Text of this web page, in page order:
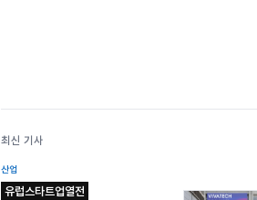
최신 기사
산업
유럽스타트업열전